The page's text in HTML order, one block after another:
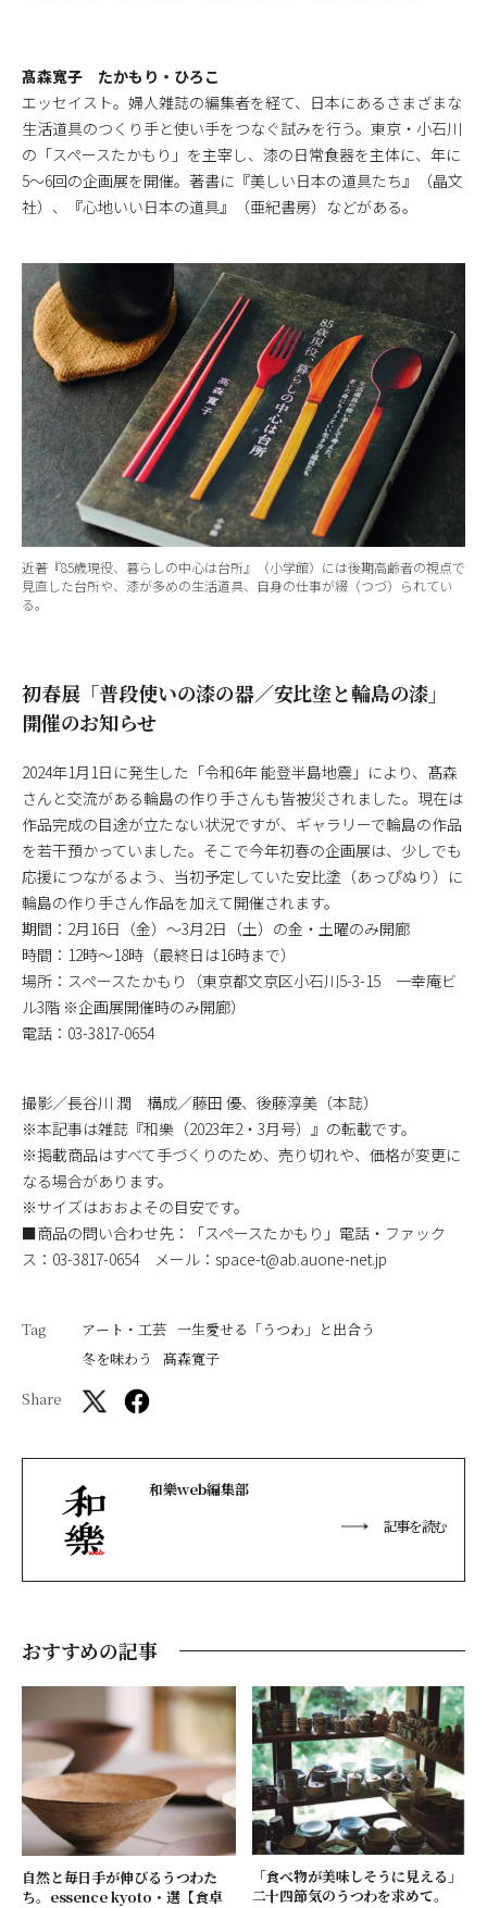
髙森寬子 たかもり・ひろこ
エッセイスト。婦人雑誌の編集者を経て、日本にあるさまざまな
生活道具のつくり手と使い手をつなぐ試みを行う。東京・小石川
の「スペースたかもり」を主宰し、漆の日常食器を主体に、年に
5～6回の企画展を開催。著書に『美しい日本の道具たち』（晶文
社）、『心地いい日本の道具』（亜紀書房）などがある。
近著『85歳現役、暮らしの中心は台所』（小学館）には後期高齢者の視点で
見直した台所や、漆が多めの生活道具、自身の仕事が綴（つづ）られてい
る。
初春展「普段使いの漆の器／安比塗と輪島の漆」
開催のお知らせ
2024年1月1日に発生した「令和6年 能登半島地震」により、髙森
さんと交流がある輪島の作り手さんも皆被災されました。現在は
作品完成の目途が立たない状況ですが、ギャラリーで輪島の作品
を若干預かっていました。そこで今年初春の企画展は、少しでも
応援につながるよう、当初予定していた安比塗（あっぴぬり）に
輪島の作り手さん作品を加えて開催されます。
期間：2月16日（金）～3月2日（土）の金・土曜のみ開廊
時間：12時～18時（最終日は16時まで）
場所：スペースたかもり（東京都文京区小石川5-3-15 一幸庵ビ
ル3階 ※企画展開催時のみ開廊）
電話：03-3817-0654
撮影／長谷川 潤 構成／藤田 優、後藤淳美（本誌）
※本記事は雑誌『和樂（2023年2・3月号）』の転載です。
※掲載商品はすべて手づくりのため、売り切れや、価格が変更に
なる場合があります。
※サイズはおおよその目安です。
■商品の問い合わせ先：「スペースたかもり」電話・ファック
ス：03-3817-0654 メール：space-t@ab.auone-net.jp
Tag アート・工芸 一生愛せる「うつわ」と出合う
冬を味わう
髙森寬子
Share
和樂web編集部
記事を読む
おすすめの記事
自然と毎日手が伸びるうつわた
ち。essence kyoto・選【食卓
「食べ物が美味しそうに見える」
二十四節気のうつわを求めて。